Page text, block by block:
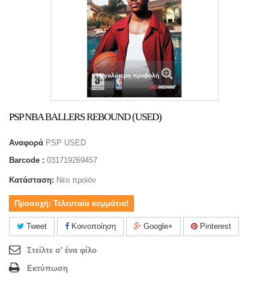
Μεγαλύτερη προβολή
PSP NBA BALLERS REBOUND (USED)
Αναφορά PSP USED
Barcode : 031719269457
Κατάσταση: Νέο προϊόν
Προσοχή: Τελευταία κομμάτια!
Tweet Κοινοποίηση Google+ Pinterest
Στείλτε σ' ένα φίλο
Εκτύπωση